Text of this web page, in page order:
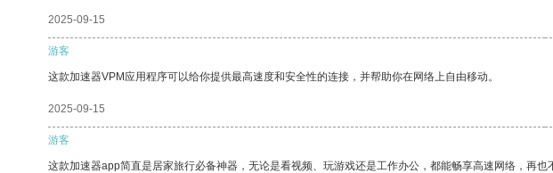
2025-09-15
游客
这款加速器VPM应用程序可以给你提供最高速度和安全性的连接，并帮助你在网络上自由移动。
2025-09-15
游客
这款加速器app简直是居家旅行必备神器，无论是看视频、玩游戏还是工作办公，都能畅享高速网络，再